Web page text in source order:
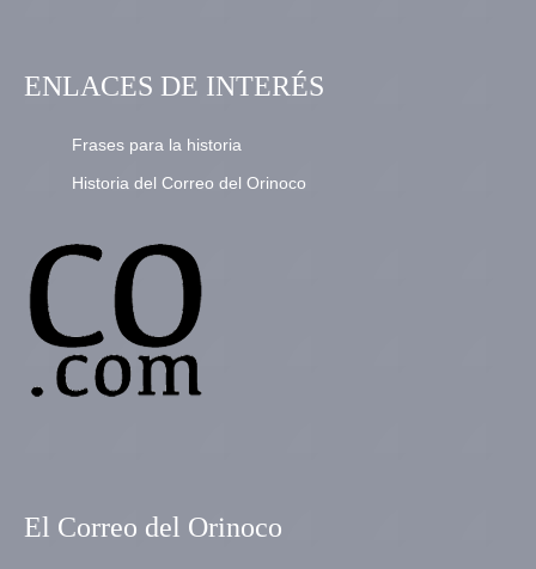
ENLACES DE INTERÉS
Frases para la historia
Historia del Correo del Orinoco
El Correo del Orinoco